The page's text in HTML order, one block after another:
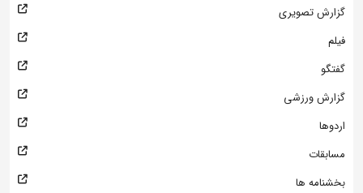
گزارش تصویری
فیلم
گفتگو
گزارش ورزشی
اردوها
مسابقات
بخشنامه ها